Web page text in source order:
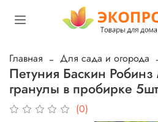
Главная Для сада и огорода
Петуния Баскин Робинз
гранулы в пробирке
(0)